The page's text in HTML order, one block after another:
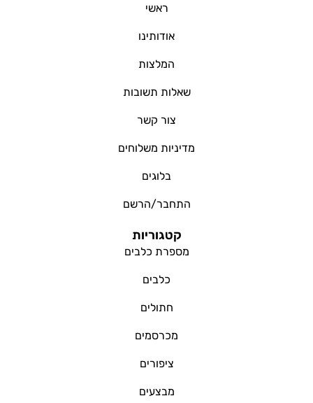
קטגוריות
מספרת כלבים
כלבים
חתולים
מכרסמים
ציפורים
מבצעים
ראשי
אודותינו
המלצות
שאלות תשובות
צור קשר
מדיניות משלוחים
בלוגים
התחבר/הרשם